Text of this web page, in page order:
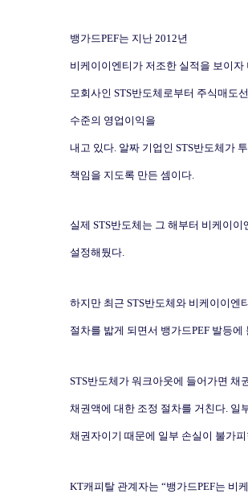
뱅가드PEF는 지난 2012년
비케이이엔티가 저조한 실적을 보이
모회사인 STS반도체로부터 주식매도
수준의 영업이익을
내고 있다 알짜 기업인 STS반도체가
책임을 지도록 만든 셈이다
실제 STS반도체는 그 해부터 비케이이
설정해뒀다.
하지만 최근 STS반도체와 비케이이엔
절차를 밟게 되면서 뱅가드PEF 발등에
STS반도체가 워크아웃에 들어가면 채
채권액에 대한 조정 절차를 거친다. 일
채권자이기 때문에 일부 손실이 불가
KT캐피탈 관계자는 “뱅가드PEF는 비